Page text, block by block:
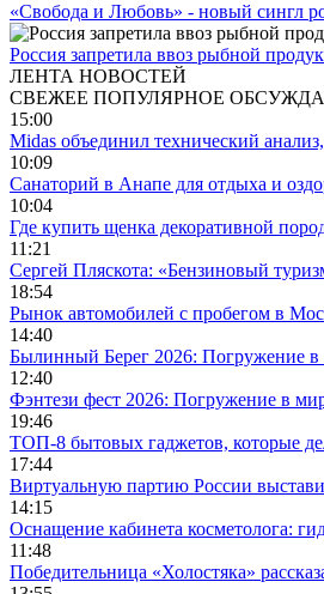
«Свобода и Любовь» - новый сингл
Россия запретила ввоз рыбной
ЛЕНТА НОВОСТЕЙ
СВЕЖЕЕ ПОПУЛЯРНОЕ
15:00
Midas объединил технический
10:09
Санаторий в Анапе для отдыха и
10:04
Где купить щенка декоративной
11:21
Сергей Пляскота: «Бензиновый
18:54
Рынок автомобилей с пробегом в
14:40
Былинный Берег 2026: Погружение
12:40
Фэнтези фест 2026: Погружение в
19:46
ТОП-8 бытовых гаджетов, которые
17:44
Виртуальную партию России
14:15
Оснащение кабинета косметолога:
11:48
Победительница «Холостяка»